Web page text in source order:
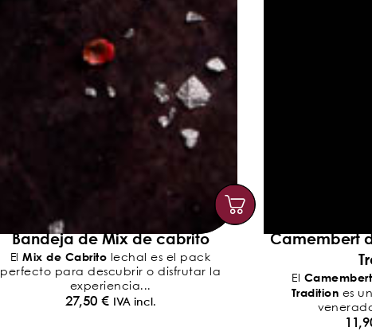
Bandeja de Mix de cabrito
ElMix de Cabrito lechal es el pack
perfecto para descubrir o disfrutar la
experiencia...
27,50 € IVA incl.
Camembert
El
Tradition es